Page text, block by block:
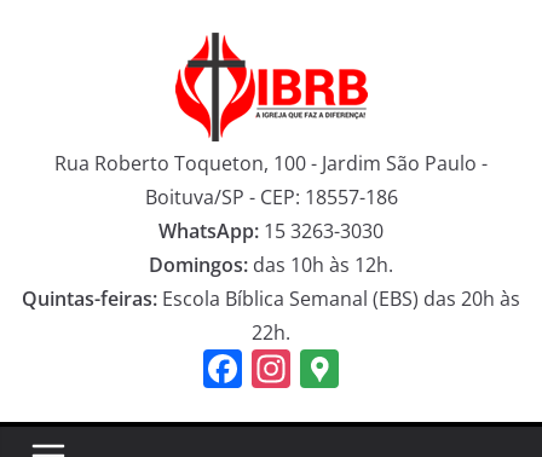
Rua Roberto Toqueton, 100 - Jardim São Paulo -
Boituva/SP - CEP: 18557-186
WhatsApp: 15 3263-3030
Domingos: das 10h às 12h.
Quintas-feiras: Escola Bíblica Semanal (EBS) das 20h às
22h.
F In